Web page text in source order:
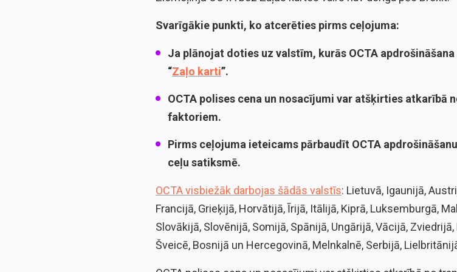
Svarīgākie punkti, ko atcerēties pirms ceļojuma:
Ja plānojat doties uz valstīm, kurās OCTA apdrošināšana
“Zaļo karti”.
OCTA polises cena un nosacījumi var atšķirties atkarībā
faktoriem.
Pirms ceļojuma ieteicams pārbaudīt OCTA apdrošināšanu
ceļu satiksmē.
OCTA visbiežāk darbojas šādās valstīs: Lietuvā, Igaunijā,
Francijā, Grieķijā, Horvātijā, Īrijā, Itālijā, Kiprā, Luksemburgā,
Slovākijā, Slovēnijā, Somijā, Spānijā, Ungārijā, Vācijā,
Šveicē, Bosnijā un Hercegovinā, Melnkalnē, Serbijā,